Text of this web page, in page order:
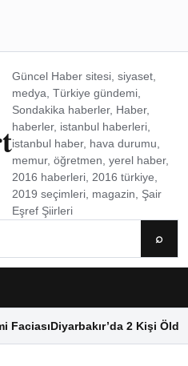
Güncel Haber sitesi, siyaset,
medya, Türkiye gündemi,
Sondakika haberler, Haber,
haberler, istanbul haberleri,
istanbul haber, hava durumu,
memur, öğretmen, yerel haber,
2016 haberleri, 2016 türkiye,
2019 seçimleri, magazin, Şair
Eşref Şiirleri
⌕
FaciasıDiyarbakır’da 2 Kişi Öldü